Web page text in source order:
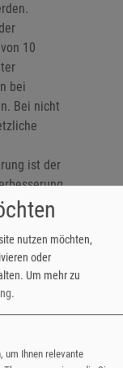
10
bei
Bei nicht
ist der
wird von
Dies
nutzen möchten,
oder
Um mehr zu
.
um Ihnen relevante